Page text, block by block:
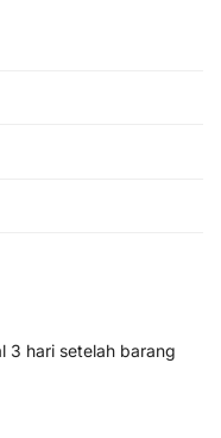
3 hari setelah barang